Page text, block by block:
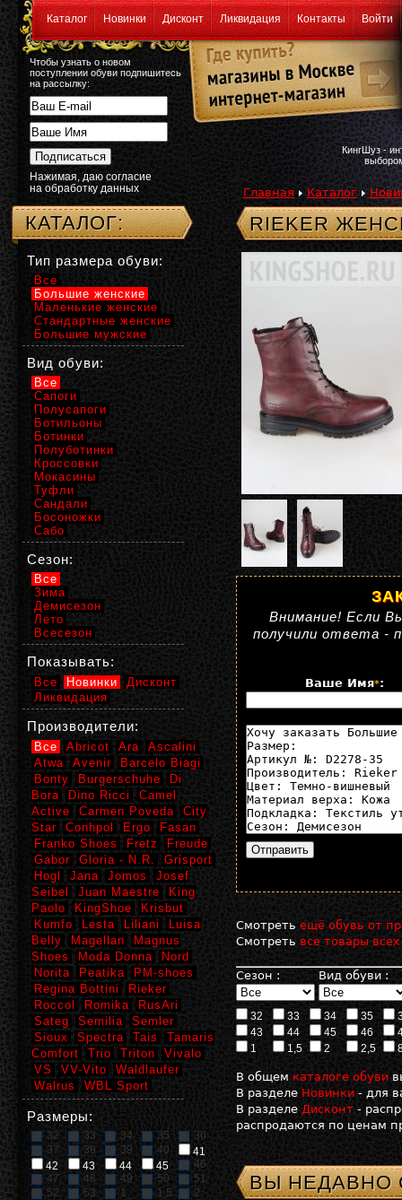
Каталог Новинки Дисконт Ликвидация Контакты Войти
Чтобы узнать о новом
поступлении обуви подпишитесь
на рассылку:
Нажимая, даю согласие
на обработку данных
КингШуз -
Главная Каталог
RIEKER
Внимание! Если
получили ответа -
Ваше Имя*:
Смотреть ещё обувь от
Смотреть все товары
Сезон : Вид обуви :
32 33 34 35
43
44 45 46
1
1,5 2 2,5
В общем каталоге обуви
В разделе Новинки - для
В разделе Дисконт-
распродаются по ценам
ВЫ НЕДАВНО
КАТАЛОГ:
Тип размера обуви:
Все
Большие женские
Маленькие женские
Стандартные женские
Большие мужские
Вид обуви:
Все
Сапоги
Полусапоги
Ботильоны
Ботинки
Полуботинки
Кроссовки
Мокасины
Туфли
Сандали
Босоножки
Сабо
Сезон:
Все
Зима
Демисезон
Лето
Всесезон
Показывать:
Все Новинки
Дисконт
Ликвидация
Производители:
Все Abricot Ara
Ascalini
Atwa
Avenir
Barcelo Biagi
Bonty
Burgerschuhe
Di
Bora
Dino Ricci
Camel
Active
Carmen Poveda
City
Star
Conhpol Ergo
Fasan
Franko Shoes
Fretz
Freude
Gabor
Gloria - N.R.
Grisport
Hogl
Jana Jomos
Josef
Seibel
Juan Maestre
King
Paolo
KingShoe
Krisbut
Kumfo
Lesta Liliani
Luisa
Belly
Magellan
Magnus
Shoes
Moda Donna
Nord
Norita
Peatika
PM-shoes
Regina Bottini
Rieker
Roccol
Romika
RusAri
Sateg
Semilia
Semler
Sioux
Spectra Tais
Tamaris
Comfort
Trio Triton
Vivalo
VS
VV-Vito
Waldlaufer
Walrus
WBL Sport
Размеры:
32 33 34 35
36
37
38 39 40
41
42
43 44 45
46
47
48 49 50
51
52
53 1 1,5
2